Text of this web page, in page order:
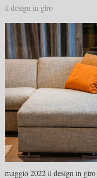
il design in giro
maggio 2022 il design in